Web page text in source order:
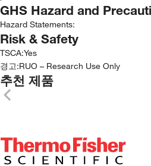
GHS Hazard and
Hazard Statements:
Risk & Safety
TSCA:Yes
경고:RUO – Research Use Only
추천 제품